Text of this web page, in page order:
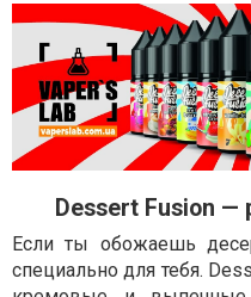
Dessert Fusion
Если ты обожаешь
специально для тебя.